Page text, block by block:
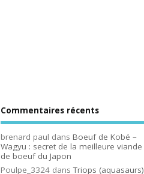
Commentaires récents
brenard paul dans Boeuf de Kobé –
Wagyu : secret de la meilleure viande
de boeuf du Japon
Poulpe_3324 dansTriops (aquasaurs)